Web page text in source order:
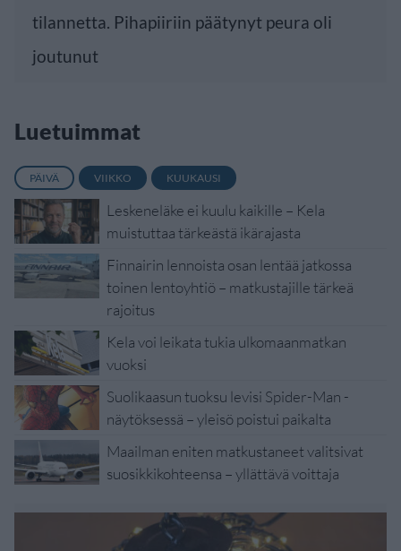
tilannetta. Pihapiiriin päätynyt peura oli
joutunut
Luetuimmat
PÄIVÄ VIIKKO KUUKAUSI
Leskeneläke ei kuulu kaikille – Kela
muistuttaa tärkeästä ikärajasta
Finnairin lennoista osan lentää jatkossa
toinen lentoyhtiö – matkustajille tärkeä
rajoitus
Kela voi leikata tukia ulkomaanmatkan
vuoksi
Suolikaasun tuoksu levisi Spider-Man -
näytöksessä – yleisö poistui paikalta
Maailman eniten matkustaneet valitsivat
suosikkikohteensa – yllättävä voittaja